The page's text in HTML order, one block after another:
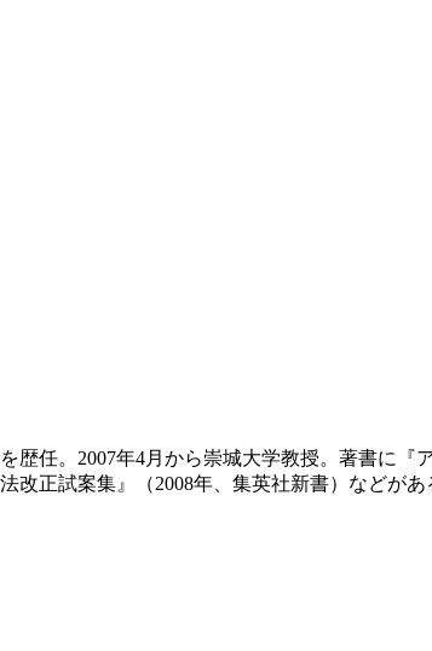
任。2007年4月から崇城大学教授。著書に『
改正試案集』（2008年、集英社新書）などがあ